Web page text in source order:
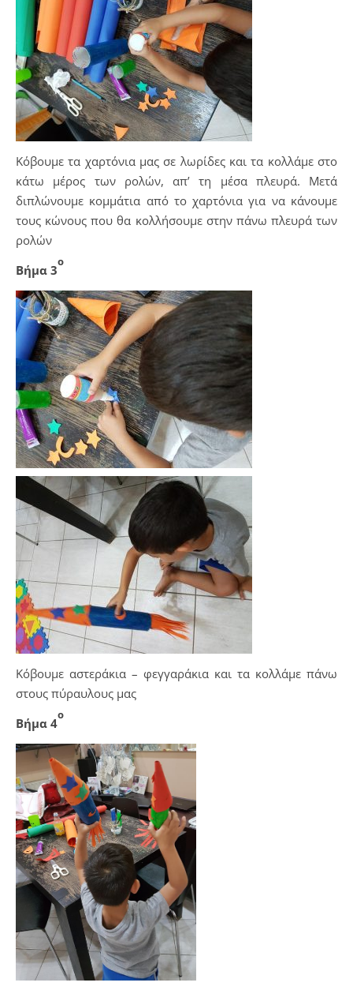
Κόβουμε τα χαρτόνια μας σε λωρίδες και τα κολλάμε στο
κάτω μέρος των ρολών, απ’ τη μέσα πλευρά. Μετά
διπλώνουμε κομμάτια από το χαρτόνια για να κάνουμε
τους κώνους που θα κολλήσουμε στην πάνω πλευρά των
ρολών
Βήμα 3
ο
Κόβουμε αστεράκια – φεγγαράκια και τα κολλάμε πάνω
στους πύραυλους μας
Βήμα 4
ο